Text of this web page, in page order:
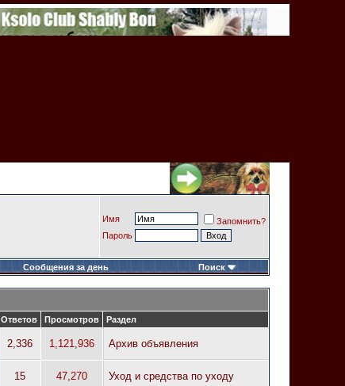
Имя
Запомнить?
Пароль
Сообщения за день Поиск
Ответов Просмотров Раздел
2,336 1,121,936 Архив объявления
15 47,270 Уход и средства по уходу